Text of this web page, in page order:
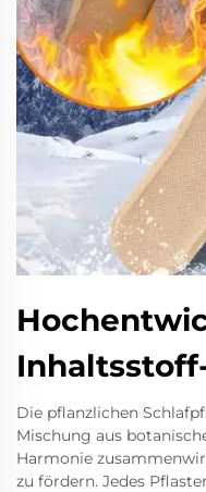
Die pflanzlichen
Mischung aus
Harmonie
zu fördern. Jedes